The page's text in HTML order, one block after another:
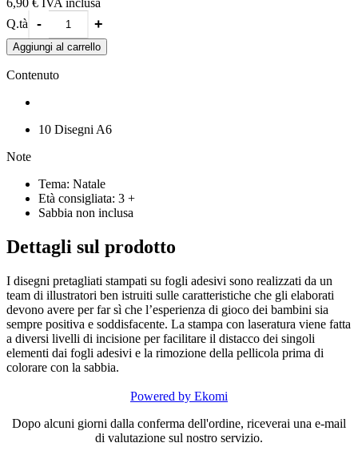
perfettamente incollata ai disegni. All'interno dell'album sono
presenti le istruzioni con gli esempi colore, ma ogni bambino è
libero di colorare scegliendo le tinte che preferisce, dando spazio al
proprio estro creativo.
Q.tà
- +
Aggiungi al carrello
Contenuto
10 Disegni A6
Note
Tema: Natale
Età consigliata: 3 +
Sabbia non inclusa
Dettagli sul prodotto
I disegni pretagliati stampati su fogli adesivi sono realizzati da un
team di illustratori ben istruiti sulle caratteristiche che gli elaborati
devono avere per far sì che l’esperienza di gioco dei bambini sia
sempre positiva e soddisfacente. La stampa con laseratura viene fatta
a diversi livelli di incisione per facilitare il distacco dei singoli
elementi dai fogli adesivi e la rimozione della pellicola prima di
colorare con la sabbia.
Powered by Ekomi
Dopo alcuni giorni dalla conferma dell'ordine, riceverai una e-mail
di valutazione sul nostro servizio.